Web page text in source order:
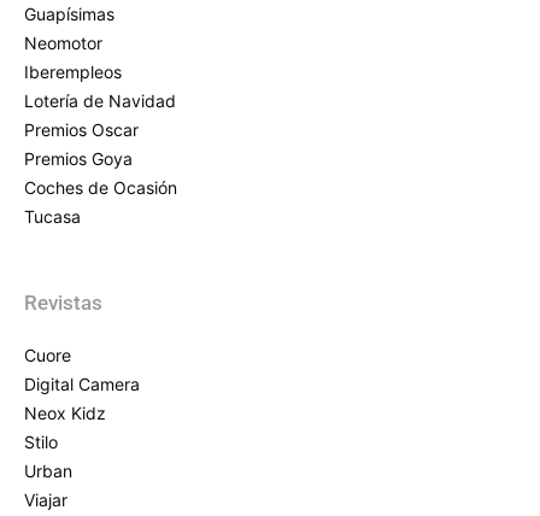
Guapísimas
Neomotor
Iberempleos
Lotería de Navidad
Premios Oscar
Premios Goya
Coches de Ocasión
Tucasa
Revistas
Cuore
Digital Camera
Neox Kidz
Stilo
Urban
Viajar